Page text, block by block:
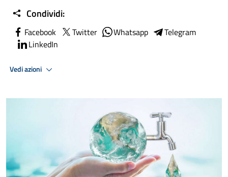
Condividi:
Facebook Twitter Whatsapp
Telegram
LinkedIn
Vedi azioni